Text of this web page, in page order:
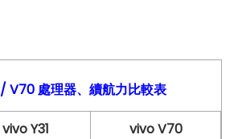
/ V70處理器、續航力比較表
vivo Y31 vivo V70